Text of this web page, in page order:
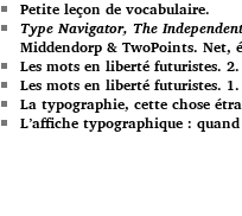
Petite leçon de vocabulaire.
Type Navigator, The
Middendorp & TwoPoints. Net,
Les mots en liberté futuristes. 2.
Les mots en liberté futuristes.
La typographie, cette chose
L’affiche typographique :